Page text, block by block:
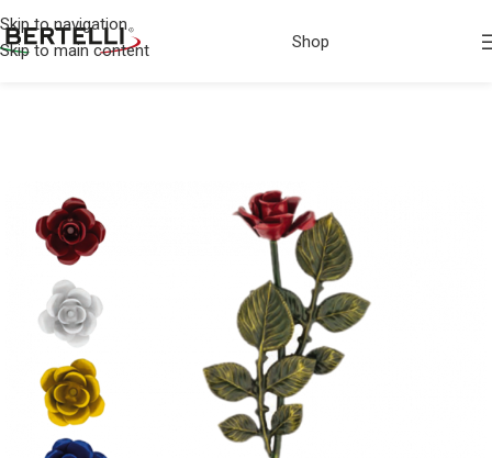
Skip to navigation
Skip to main content
Shop